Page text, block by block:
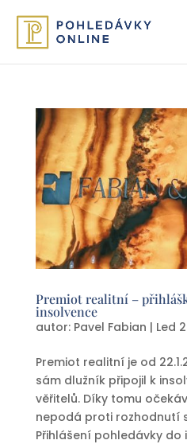
Premiot realitní –
insolvence
autor: Pavel Fabian | Led
Premiot realitní je od
sám dlužník připojil k
věřitelů. Díky tomu
nepodá proti rozhodnutí
Přihlášení pohledávky